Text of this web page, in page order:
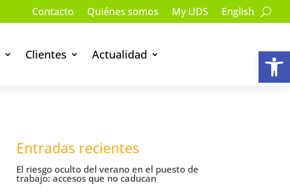
Contacto Quiénes somos My UDS English
Clientes Actualidad
Entradas recientes
El riesgo oculto del verano en el puesto de
trabajo: accesos que no caducan